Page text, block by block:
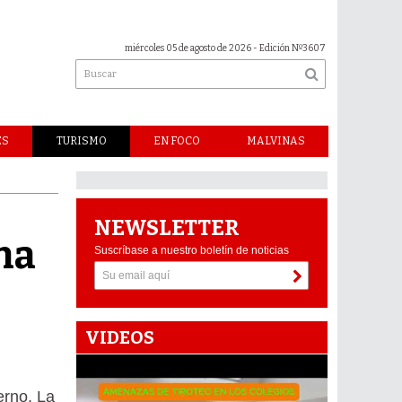
miércoles 05 de agosto de 2026 - Edición Nº3607
TURISMO EN FOCO MALVINAS
La
NEWSLETTER
Suscríbase a nuestro boletín de noticias
VIDEOS